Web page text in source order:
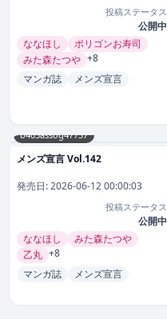
投稿ステータス
公開中
ななほし
ポリゴンお寿司
みた森たつや +8
マンガ誌
メンズ宣言
b403assog47737
メンズ宣言 Vol.142
発売日:2026-06-12 00:00:03
投稿ステータス
公開中
ななほし
みた森たつや
乙丸 +8
マンガ誌
メンズ宣言